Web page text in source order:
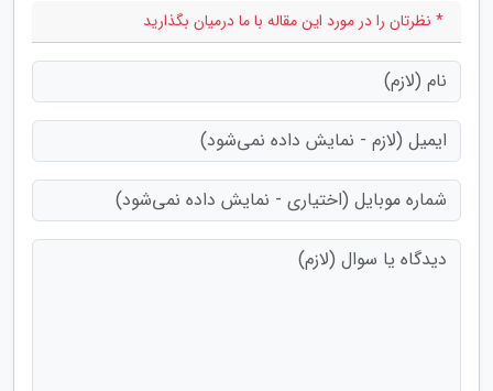
* نظرتان را در مورد این مقاله با ما درمیان بگذارید